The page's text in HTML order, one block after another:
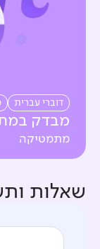
דוברי עברית
מבדק
מתמטיקה
שאלות